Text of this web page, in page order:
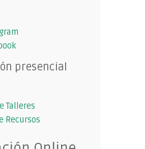
presencial
Talleres
Recursos